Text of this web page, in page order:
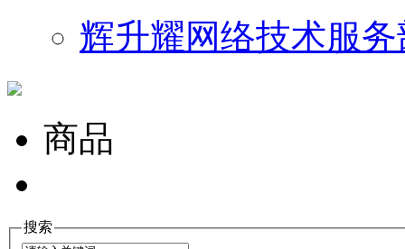
辉升耀网络技术服务
商品
搜索